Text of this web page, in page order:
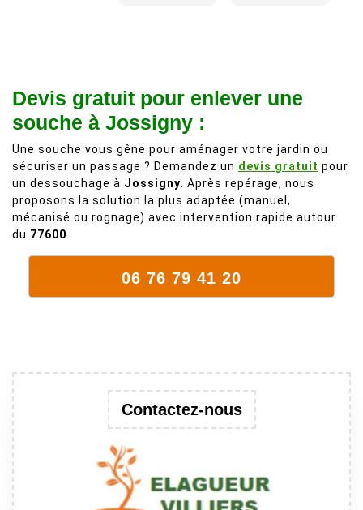
comme on en
fait plus!
débordait trop
plein de bois
mort. C'est
délicat parce
que c'est un
donc
dangereuse.
connaissent
très bien leur
Devis gratuit pour enlever une
souche à Jossigny :
Une souche vous gêne pour aménager votre jardin ou
sécuriser un passage ? Demandez un devis gratuit pour
un dessouchage à Jossigny . Après repérage, nous
proposons la solution la plus adaptée (manuel,
mécanisé ou rognage) avec intervention rapide autour
du 77600
06 76 79 41 20
Contactez-nous